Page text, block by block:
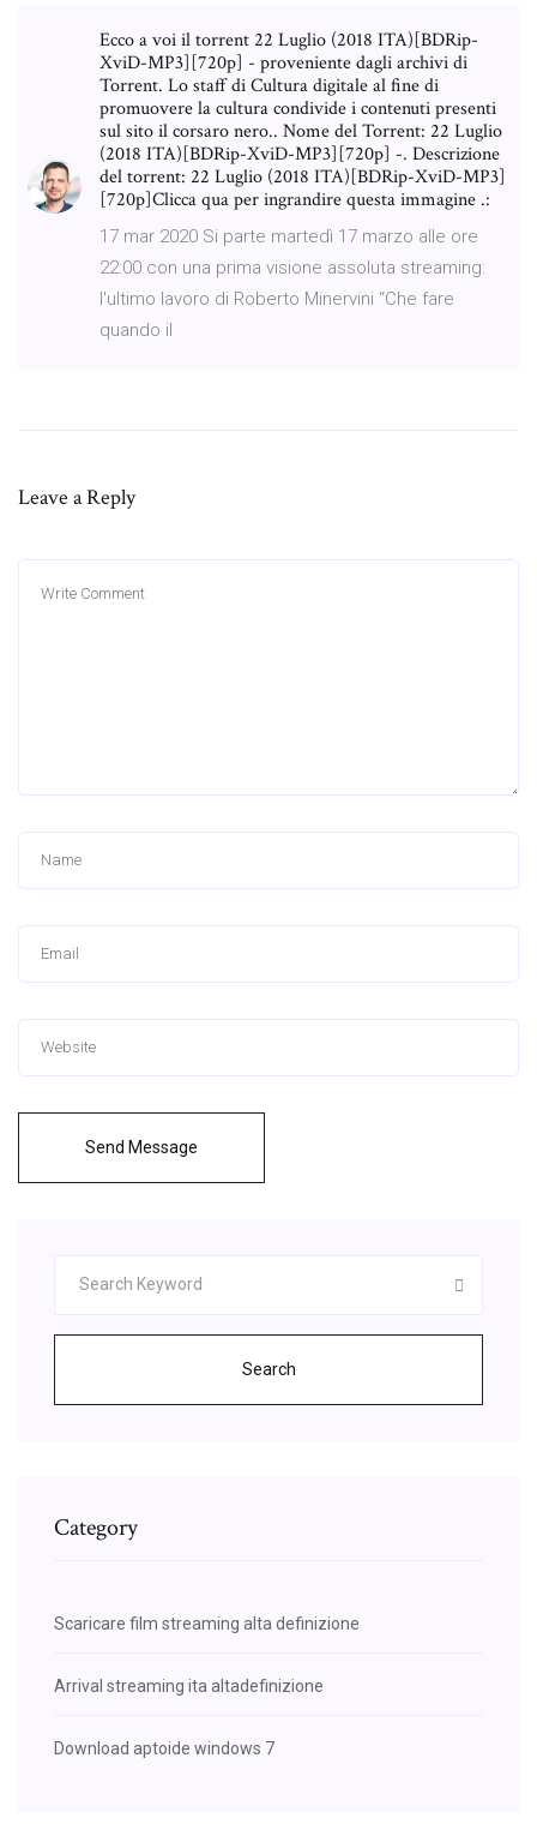
Ecco a voi il torrent 22 Luglio (2018 ITA)[BDRip-
XviD-MP3][720p] - proveniente dagli archivi di
Torrent. Lo staff di Cultura digitale al fine di
promuovere la cultura condivide i contenuti presenti
sul sito il corsaro nero.. Nome del Torrent: 22 Luglio
(2018 ITA)[BDRip-XviD-MP3][720p] -. Descrizione
del torrent: 22 Luglio (2018 ITA)[BDRip-XviD-MP3]
[720p]Clicca qua per ingrandire questa immagine .:
17 mar 2020 Si parte martedì 17 marzo alle ore
22:00 con una prima visione assoluta streaming:
l'ultimo lavoro di Roberto Minervini “Che fare
quando il
Leave a Reply
Send Message
Search
Category
Scaricare film streaming alta definizione
Arrival streaming ita altadefinizione
Download aptoide windows 7